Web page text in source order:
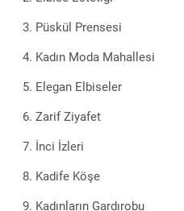
Püskül Prensesi
Kadın Moda Mahallesi
Elegan Elbiseler
Zarif Ziyafet
İnci İzleri
Kadife Köşe
Kadınların Gardırobu